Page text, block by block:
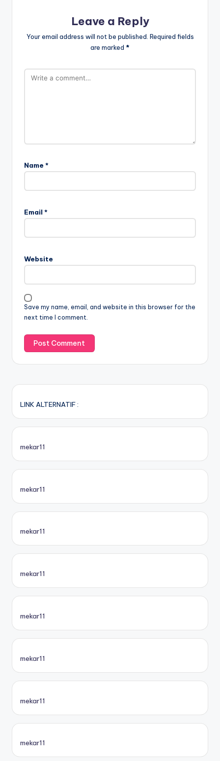
Leave a Reply
Your email address will not be published. Required fields
are marked *
Name *
Email *
Website
Save my name, email, and website in this browser for the
next time I comment.
LINK ALTERNATIF :
mekar11
mekar11
mekar11
mekar11
mekar11
mekar11
mekar11
mekar11